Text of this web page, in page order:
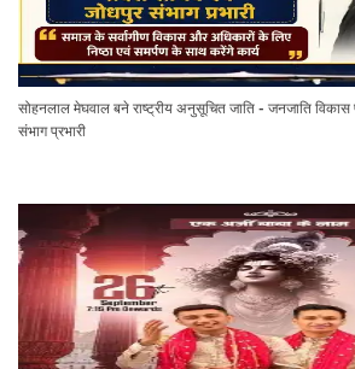
सोहनलाल मेघवाल बने राष्ट्रीय अनुसूचित जाति - जनजाति
संभाग प्रभारी